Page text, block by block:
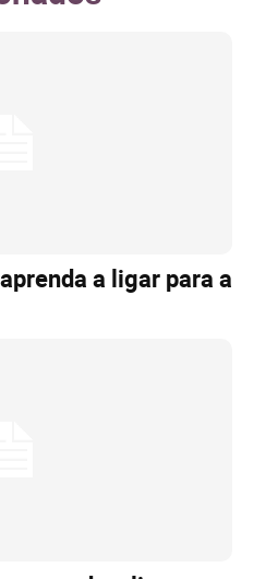
a ligar para a